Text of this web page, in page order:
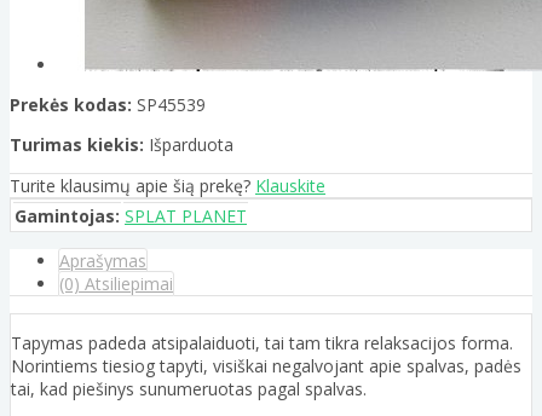
Prekės kodas: SP45539
Turimas kiekis: Išparduota
Turite klausimų apie šią prekę? Klauskite
Gamintojas: SPLAT PLANET
Aprašymas
(0) Atsiliepimai
Tapymas padeda atsipalaiduoti, tai tam tikra relaksacijos forma.
Norintiems tiesiog tapyti, visiškai negalvojant apie spalvas, padės
tai, kad piešinys sunumeruotas pagal spalvas.